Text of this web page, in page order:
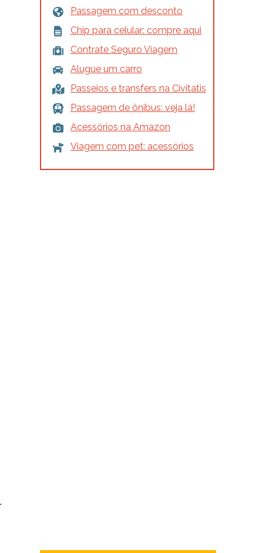
Passagem com desconto
Chip para celular: compre aqui
Contrate Seguro Viagem
Alugue um carro
Passeios e transfers na Civitatis
Passagem de ônibus: veja lá!
Acessórios na Amazon
Viagem com pet: acessórios